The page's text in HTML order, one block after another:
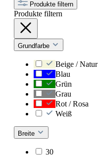
Produkte filtern
Produkte filtern
Grundfarbe
Beige / Natur
Blau
Grün
Grau
Rot / Rosa
Weiß
Breite
30